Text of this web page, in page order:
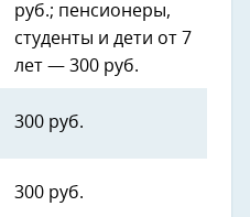
руб.; пенсионеры,
студенты и дети от 7
лет — 300 руб.
300 руб.
300 руб.